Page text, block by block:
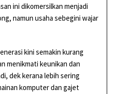
ini dikomersilkan menjadi
namun usaha sebegini wajar
kini semakin kurang
menikmati keunikan dan
dek kerana lebih sering
komputer dan gajet